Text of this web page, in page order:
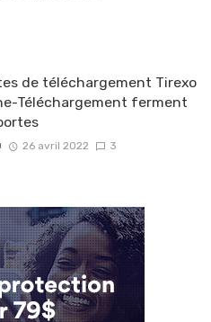
de téléchargement Tirexo
Téléchargement ferment
26 avril 2022 3